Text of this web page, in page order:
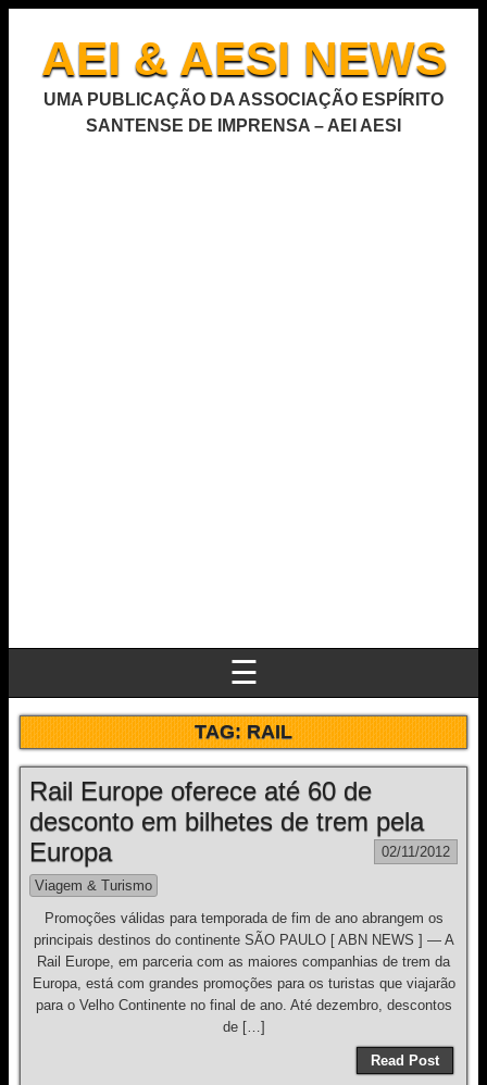
AEI & AESI NEWS
UMA PUBLICAÇÃO DA ASSOCIAÇÃO ESPÍRITO
SANTENSE DE IMPRENSA – AEI AESI
☰
TAG:RAIL
Rail Europe oferece até 60 de
desconto em bilhetes de trem pela
Europa
02/11/2012
Viagem & Turismo
Promoções válidas para temporada de fim de ano abrangem os
principais destinos do continente SÃO PAULO [ ABN NEWS ] — A
Rail Europe, em parceria com as maiores companhias de trem da
Europa, está com grandes promoções para os turistas que viajarão
para o Velho Continente no final de ano. Até dezembro, descontos
de […]
Read Post